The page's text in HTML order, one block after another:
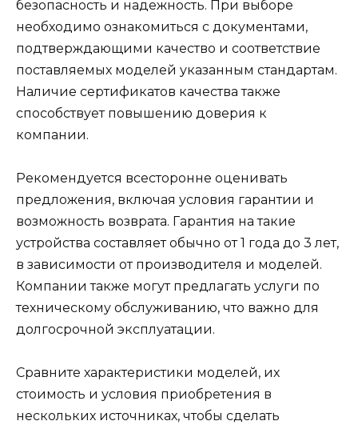
безопасность и надежность. При выборе
необходимо ознакомиться с документами,
подтверждающими качество и соответствие
поставляемых моделей указанным стандартам.
Наличие сертификатов качества также
способствует повышению доверия к
компании.
Рекомендуется всесторонне оценивать
предложения, включая условия гарантии и
возможность возврата. Гарантия на такие
устройства составляет обычно от 1 года до 3 лет,
в зависимости от производителя и моделей.
Компании также могут предлагать услуги по
техническому обслуживанию, что важно для
долгосрочной эксплуатации.
Сравните характеристики моделей, их
стоимость и условия приобретения в
нескольких источниках, чтобы сделать